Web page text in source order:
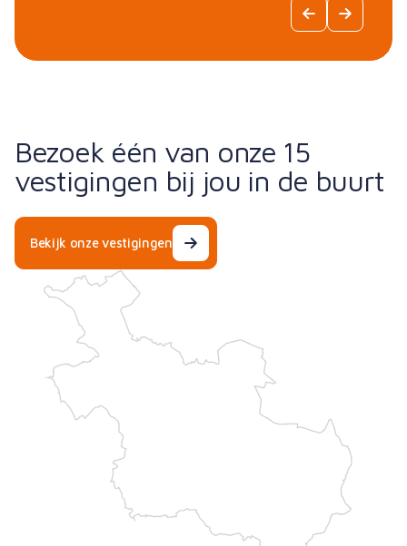
Bezoek één van onze 15
vestigingen bij jou in de buurt
Bekijk onze vestigingen